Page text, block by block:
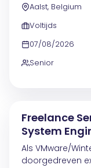
aantoonbare
Je hebt ervaring...
Aalst, Belgium
Voltijds
07/08/2026
Senior
Freelance
System
Als VMware/
doorgedreven